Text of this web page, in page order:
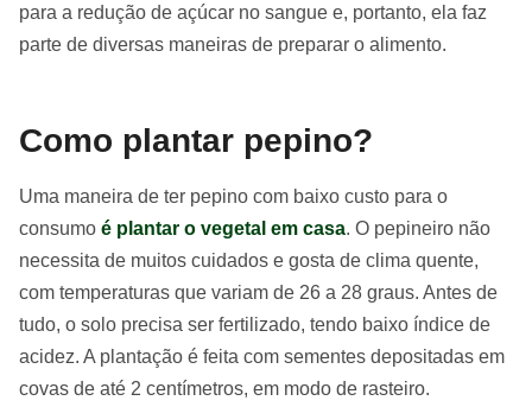
para a redução de açúcar no sangue e, portanto, ela faz
parte de diversas maneiras de preparar o alimento.
Como plantar pepino?
Uma maneira de ter pepino com baixo custo para o
consumo é plantar o vegetal em casa. O pepineiro não
necessita de muitos cuidados e gosta de clima quente,
com temperaturas que variam de 26 a 28 graus. Antes de
tudo, o solo precisa ser fertilizado, tendo baixo índice de
acidez. A plantação é feita com sementes depositadas em
covas de até 2 centímetros, em modo de rasteiro.